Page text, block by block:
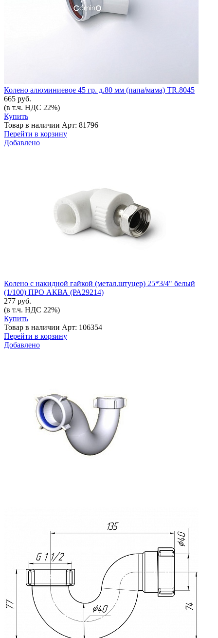
Колено алюминиевое 45 гр. д.80 мм (папа/мама) TR.8045
665 руб.
(в т.ч. НДС 22%)
Купить
Товар в наличии Арт: 81796
Перейти в корзину
Добавлено
Колено с накидной гайкой (метал.штуцер) 25*3/4" белый
(1/100) ПРО АКВА (РА29214)
277 руб.
(в т.ч. НДС 22%)
Купить
Товар в наличии Арт: 106354
Перейти в корзину
Добавлено